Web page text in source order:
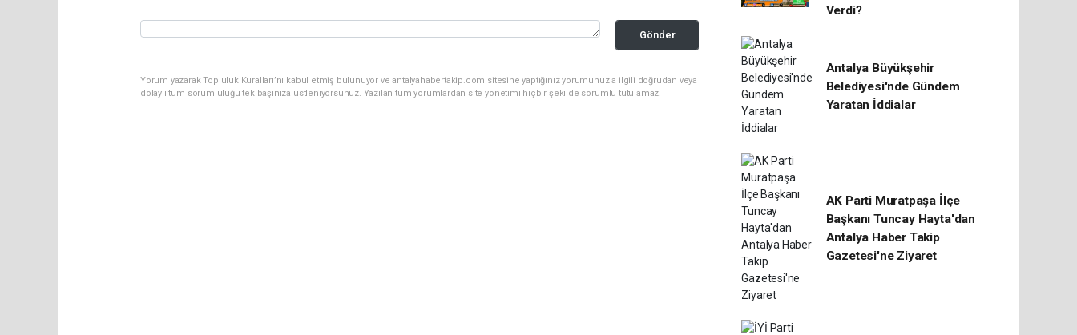
Gönder
Yorum yazarak Topluluk Kuralları’nı kabul etmiş bulunuyor ve antalyahabertakip.com sitesine yaptığınız yorumunuzla ilgili doğrudan veya
dolaylı tüm sorumluluğu tek başınıza üstleniyorsunuz. Yazılan tüm yorumlardan site yönetimi hiçbir şekilde sorumlu tutulamaz.
Verdi?
Antalya Büyükşehir
Belediyesi'nde Gündem
Yaratan İddialar
AK Parti Muratpaşa İlçe
Başkanı Tuncay Hayta'dan
Antalya Haber Takip
Gazetesi'ne Ziyaret